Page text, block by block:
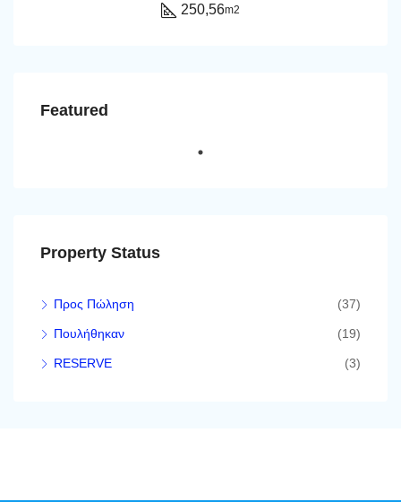
250,56m2
Featured
Property Status
Προς Πώληση (37)
Πουλήθηκαν (19)
RESERVE (3)